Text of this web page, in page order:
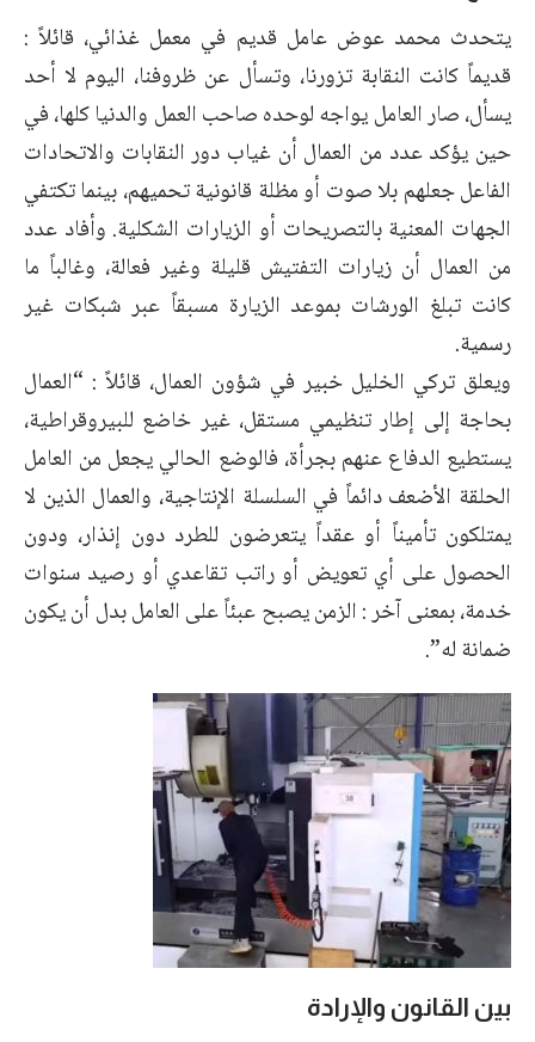
يتحدث محمد عوض عامل قديم في معمل غذائي، قائلاً :
قديماً كانت النقابة تزورنا، وتسأل عن ظروفنا، اليوم لا أحد
يسأل، صار العامل يواجه لوحده صاحب العمل والدنيا كلها، في
حين يؤكد عدد من العمال أن غياب دور النقابات والاتحادات
الفاعل جعلهم بلا صوت أو مظلة قانونية تحميهم، بينما تكتفي
الجهات المعنية بالتصريحات أو الزيارات الشكلية. وأفاد عدد
من العمال أن زيارات التفتيش قليلة وغير فعالة، وغالباً ما
كانت تبلغ الورشات بموعد الزيارة مسبقاً عبر شبكات غير
رسمية.
ويعلق تركي الخليل خبير في شؤون العمال، قائلاً : “العمال
بحاجة إلى إطار تنظيمي مستقل، غير خاضع للبيروقراطية،
يستطيع الدفاع عنهم بجرأة، فالوضع الحالي يجعل من العامل
الحلقة الأضعف دائماً في السلسلة الإنتاجية، والعمال الذين لا
يمتلكون تأميناً أو عقداً يتعرضون للطرد دون إنذار، ودون
الحصول على أي تعويض أو راتب تقاعدي أو رصيد سنوات
خدمة، بمعنى آخر : الزمن يصبح عبئاً على العامل بدل أن يكون
ضمانة له”.
بين القانون والإرادة